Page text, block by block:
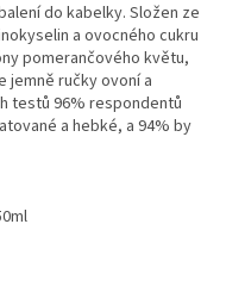
do kabelky. Složen ze
a ovocného cukru
pomerančového květu,
jemně ručky ovoní a
testů 96% respondentů
a hebké, a 94% by